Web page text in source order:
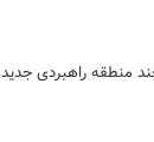
منطقه راهبردی جدید